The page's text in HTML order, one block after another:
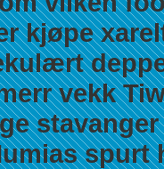
kjøpe
vekk
spurt